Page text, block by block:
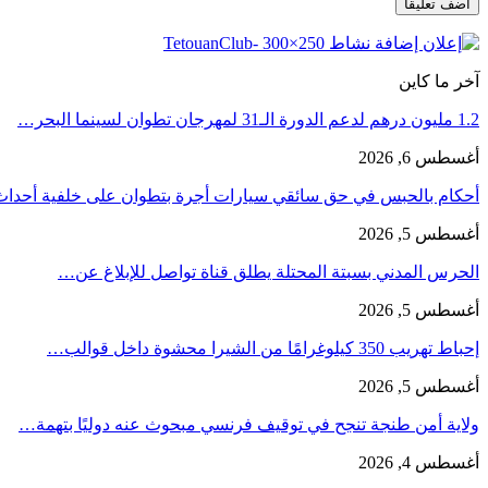
آخر ما كاين
1.2 مليون درهم لدعم الدورة الـ31 لمهرجان تطوان لسينما البحر…
أغسطس 6, 2026
أحكام بالحبس في حق سائقي سيارات أجرة بتطوان على خلفية
أغسطس 5, 2026
الحرس المدني بسبتة المحتلة يطلق قناة تواصل للإبلاغ عن…
أغسطس 5, 2026
إحباط تهريب 350 كيلوغرامًا من الشيرا محشوة داخل قوالب…
أغسطس 5, 2026
ولاية أمن طنجة تنجح في توقيف فرنسي مبحوث عنه دوليًا بتهمة…
أغسطس 4, 2026